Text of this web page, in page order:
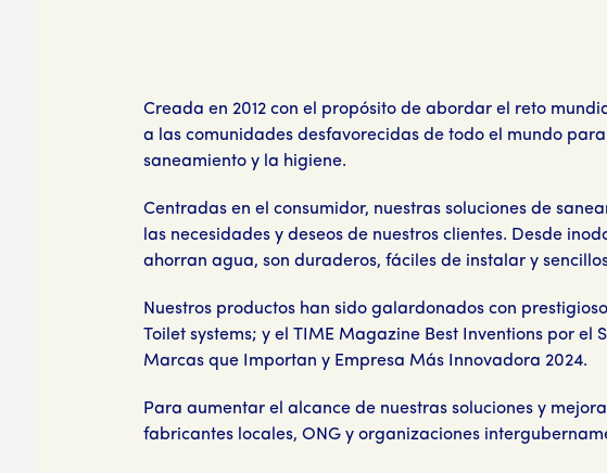
Creada en 2012 con el propósito de abordar el reto
a las comunidades desfavorecidas de todo el mundo
saneamiento y la higiene.
Centradas en el consumidor, nuestras soluciones de
las necesidades y deseos de nuestros clientes. Desde
ahorran agua, son duraderos, fáciles de instalar y
Nuestros productos han sido galardonados con
Toilet systems; y el TIME Magazine Best Inventions por el
Marcas que Importan y Empresa Más Innovadora 2024.
Para aumentar el alcance de nuestras soluciones y
fabricantes locales, ONG y organizaciones